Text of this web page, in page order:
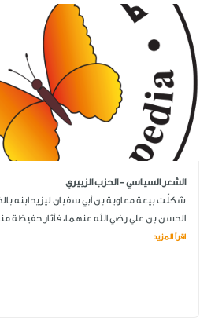
الشعر السياسي - الحزب الزبيري
شكلّت بيعة معاوية بن أبي سفيان ليزيد ابنه
الحسن بن علي رضي الله عنهما، فأثار حفيظة
اقرأ المزيد